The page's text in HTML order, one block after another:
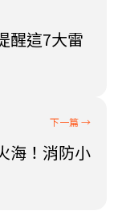
醒這7大雷
海！消防小